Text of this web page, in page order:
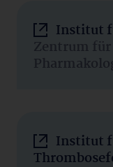
Institut
Zentrum für
Institut